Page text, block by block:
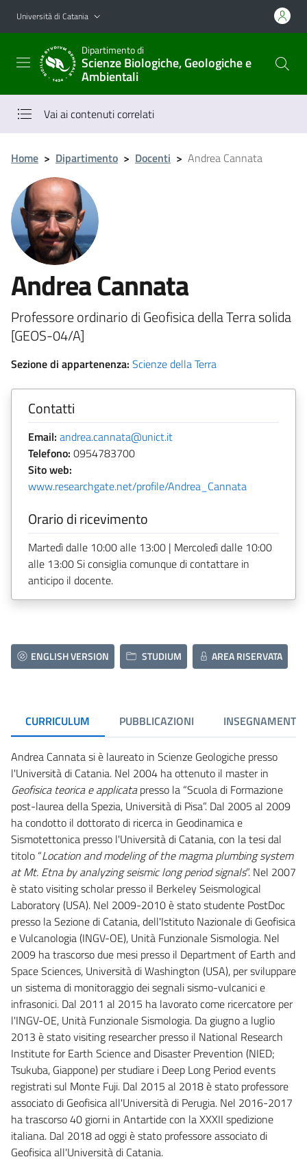
Vai al contenuto principale
Vai al menu di navigazione
Università di Catania
Dipartimento di
Scienze Biologiche, Geologiche e
Ambientali
Vai ai contenuti correlati
Home > Dipartimento > Docenti > Andrea Cannata
Andrea Cannata
Professore ordinario di Geofisica della Terra solida
[GEOS-04/A]
Sezione di appartenenza: Scienze della Terra
Contatti
Email: andrea.cannata@unict.it
Telefono: 0954783700
Sito web:
www.researchgate.net/profile/Andrea_Cannata
Orario di ricevimento
Martedì dalle 10:00 alle 13:00 | Mercoledì dalle 10:00
alle 13:00 Si consiglia comunque di contattare in
anticipo il docente.
ENGLISH VERSION STUDIUM AREA RISERVATA
CURRICULUM PUBBLICAZIONI INSEGNAMENTI
Andrea Cannata si è laureato in Scienze Geologiche presso
l'Università di Catania. Nel 2004 ha ottenuto il master in
Geofisica teorica e applicatapresso la “Scuola di Formazione
post-laurea della Spezia, Università di Pisa”. Dal 2005 al 2009
ha condotto il dottorato di ricerca in Geodinamica e
Sismotettonica presso l'Università di Catania, con la tesi dal
titolo “Location and modeling of the magma plumbing system
at Mt. Etna by analyzing seismic long period signals”. Nel 2007
è stato visiting scholar presso il Berkeley Seismological
Laboratory (USA). Nel 2009-2010 è stato studente PostDoc
presso la Sezione di Catania, dell'Istituto Nazionale di Geofisica
e Vulcanologia (INGV-OE), Unità Funzionale Sismologia. Nel
2009 ha trascorso due mesi presso il Department of Earth and
Space Sciences, Università di Washington (USA), per sviluppare
un sistema di monitoraggio dei segnali sismo-vulcanici e
infrasonici. Dal 2011 al 2015 ha lavorato come ricercatore per
l'INGV-OE, Unità Funzionale Sismologia. Da giugno a luglio
2013 è stato visiting researcher presso il National Research
Institute for Earth Science and Disaster Prevention (NIED;
Tsukuba, Giappone) per studiare i Deep Long Period events
registrati sul Monte Fuji. Dal 2015 al 2018 è stato professore
associato di Geofisica all'Università di Perugia. Nel 2016-2017
ha trascorso 40 giorni in Antartide con la XXXII spedizione
italiana. Dal 2018 ad oggi è stato professore associato di
Geofisica all'Università di Catania.